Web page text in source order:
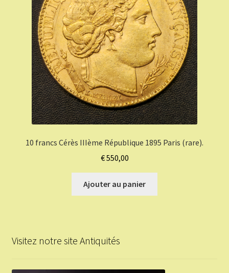
10 francs Cérès IIIème République 1895 Paris (rare).
€550,00
Ajouter au panier
Visitez notre site Antiquités